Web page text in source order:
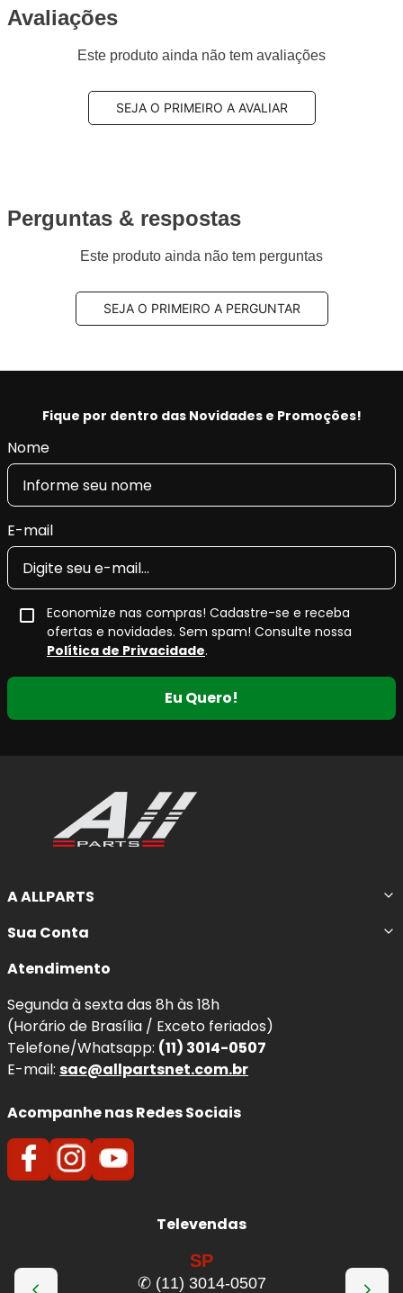
Avaliações
Este produto ainda não tem avaliações
SEJA O PRIMEIRO A AVALIAR
Perguntas & respostas
Este produto ainda não tem perguntas
SEJA O PRIMEIRO A PERGUNTAR
Fique por dentro das Novidades e Promoções!
Nome
E-mail
Economize nas compras! Cadastre-se e receba
ofertas e novidades. Sem spam! Consulte nossa
Política de Privacidade.
Eu Quero!
A ALLPARTS
Sua Conta
Atendimento
Segunda à sexta das 8h às 18h
(Horário de Brasília / Exceto feriados)
Telefone/Whatsapp: (11) 3014-0507
E-mail: sac@allpartsnet.com.br
Acompanhe nas Redes Sociais
Televendas
SP
✆ (11) 3014-0507